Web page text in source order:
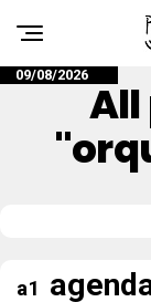
09/08/2026
All
a1